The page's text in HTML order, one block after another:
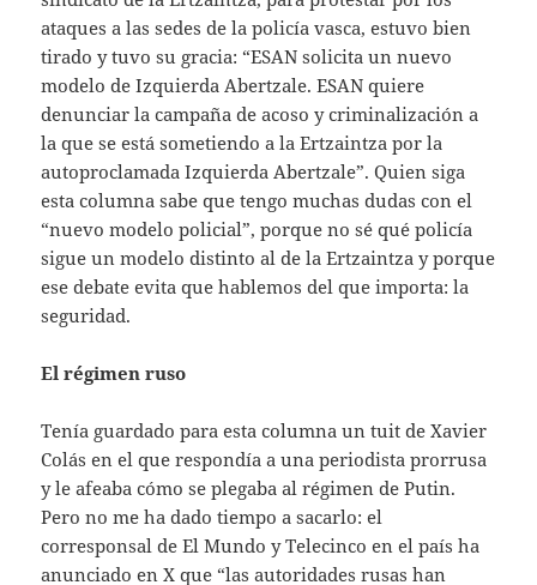
ataques a las sedes de la policía vasca, estuvo bien
tirado y tuvo su gracia: “ESAN solicita un nuevo
modelo de Izquierda Abertzale. ESAN quiere
denunciar la campaña de acoso y criminalización a
la que se está sometiendo a la Ertzaintza por la
autoproclamada Izquierda Abertzale”. Quien siga
esta columna sabe que tengo muchas dudas con el
“nuevo modelo policial”, porque no sé qué policía
sigue un modelo distinto al de la Ertzaintza y porque
ese debate evita que hablemos del que importa: la
seguridad.
El régimen ruso
Tenía guardado para esta columna un tuit de Xavier
Colás en el que respondía a una periodista prorrusa
y le afeaba cómo se plegaba al régimen de Putin.
Pero no me ha dado tiempo a sacarlo: el
corresponsal de El Mundo y Telecinco en el país ha
anunciado en X que “las autoridades rusas han